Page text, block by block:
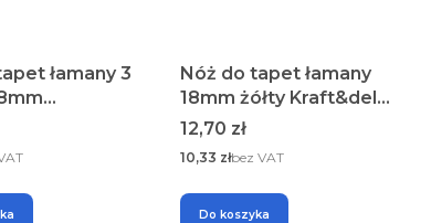
łamany 3
Nóż do tapet łamany
18mm żółty Kraft&dele
KD10963
Cena
12,70 zł
Cena
10,33 złbez VAT
Do koszyka